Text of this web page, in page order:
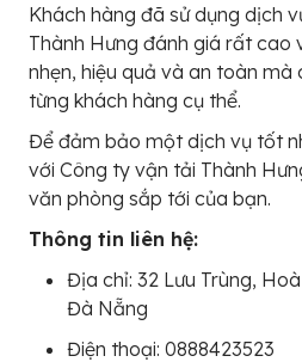
Khách hàng đã sử dụng dịch
Thành Hưng đánh giá rất cao
nhẹn, hiệu quả và an toàn
từng khách hàng cụ thể.
Để đảm bảo một dịch vụ tốt
với Công ty vận tải Thành
văn phòng sắp tới của bạn.
Thông tin liên hệ:
Địa chỉ: 32 Lưu Trùng,
Đà Nẵng
Điện thoại: 0888423523